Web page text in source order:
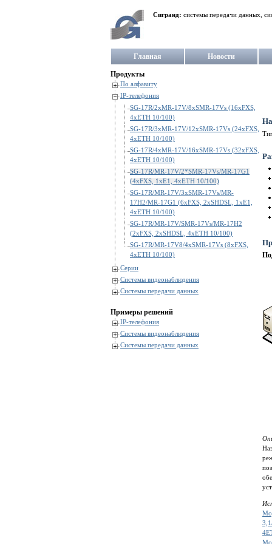
Сигранд: системы передачи данных,
Главная Новости
Продукты
По алфавиту
IP-телефония
SG-17R/2xMR-17V/8xSMR-17Vs (16xFXS,
4xETH 10/100)
SG-17R/3xMR-17V/12xSMR-17Vs (24xFXS,
4xETH 10/100)
SG-17R/4xMR-17V/16xSMR-17Vs (32xFXS,
4xETH 10/100)
SG-17R/MR-17V/2*SMR-17Vs/MR-17G1
(4xFXS, 1xE1, 4xETH 10/100)
SG-17R/MR-17V/3xSMR-17Vs/MR-
17H2/MR-17G1 (6xFXS, 2xSHDSL, 1xE1,
4xETH 10/100)
SG-17R/MR-17V/SMR-17Vs/MR-17H2
(2xFXS, 2xSHDSL, 4xETH 10/100)
SG-17R/MR-17V8/4xSMR-17Vs (8xFXS,
4xETH 10/100)
Серии
Системы видеонаблюдения
Системы передачи данных
Примеры решений
IP-телефония
Системы видеонаблюдения
Системы передачи данных